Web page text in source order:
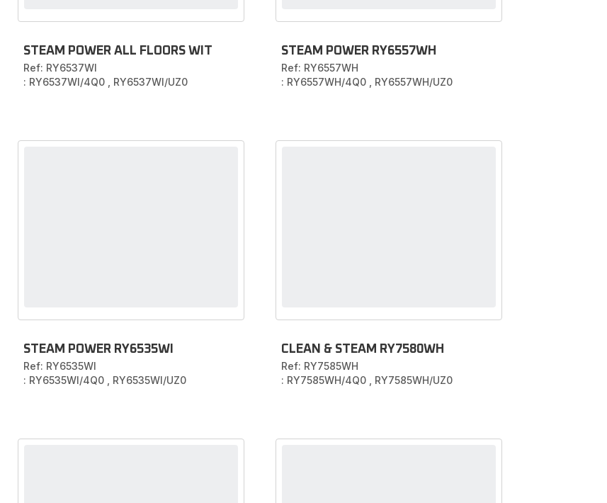
STEAM POWER ALL FLOORS WIT
Ref: RY6537WI
: RY6537WI/4Q0
RY6537WI/UZ0
STEAM POWER RY6557WH
Ref: RY6557WH
: RY6557WH/4Q0
RY6557WH/UZ0
STEAM POWER RY6535WI
Ref: RY6535WI
: RY6535WI/4Q0
RY6535WI/UZ0
CLEAN & STEAM RY7580WH
Ref: RY7585WH
: RY7585WH/4Q0
RY7585WH/UZ0